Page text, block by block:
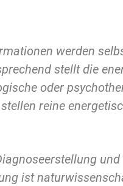
werden
stellt die
oder
reine
ist